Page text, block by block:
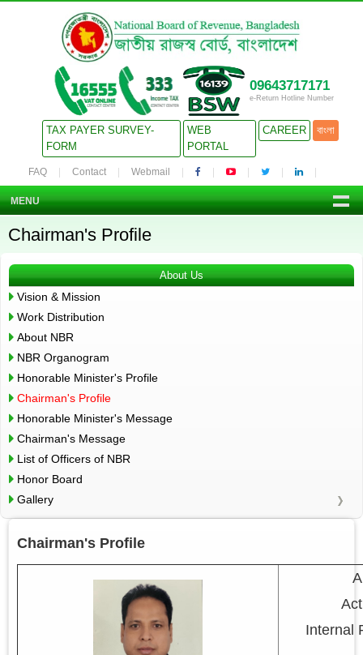
09643717171
e-Return Hotline Number
TAX PAYER SURVEY-
FORM
WEB
PORTAL
CAREER বাংলা
FAQ Contact Webmail
MENU
Chairman's Profile
About Us
Vision & Mission
Work Distribution
About NBR
NBR Organogram
Honorable Minister's Profile
Chairman's Profile
Honorable Minister's Message
Chairman's Message
List of Officers of NBR
Honor Board
Gallery
Chairman's Profile
Internal